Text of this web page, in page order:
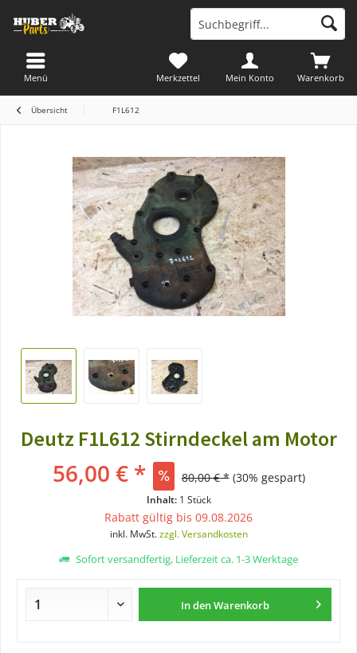
Warenkorb
Merkzettel Mein Konto
Menü
Übersicht F1L612
Deutz F1L612 Stirndeckel am Motor
56,00 € * 80,00 € * (30% gespart)
Inhalt: 1 Stück
Rabatt gültig bis 09.08.2026
inkl. MwSt.zzgl. Versandkosten
Sofort versandfertig, Lieferzeit ca. 1-3 Werktage
In denWarenkorb